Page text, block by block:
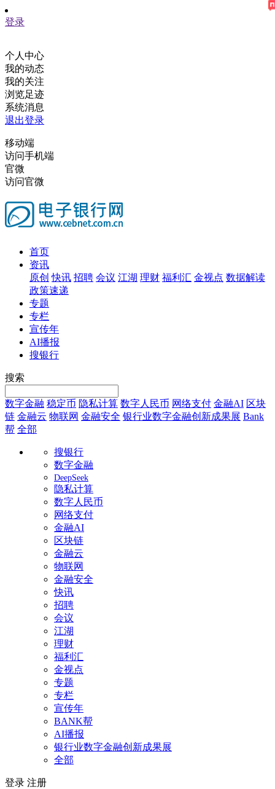
登录
个人中心
我的动态
我的关注
浏览足迹
系统消息
退出登录
移动端
访问手机端
官微
访问官微
首页
资讯
原创 快讯 招聘 会议 江湖 理财 福利汇 金视点 数据解读
政策速递
专题
专栏
宣传年
AI播报
搜银行
搜索
数字金融 稳定币 隐私计算 数字人民币 网络支付 金融AI 区块
链 金融云 物联网 金融安全 银行业数字金融创新成果展 Bank
帮 全部
搜银行
数字金融
DeepSeek
隐私计算
数字人民币
网络支付
金融AI
区块链
金融云
物联网
金融安全
快讯
招聘
会议
江湖
理财
福利汇
金视点
专题
专栏
宣传年
BANK帮
AI播报
银行业数字金融创新成果展
全部
登录 注册